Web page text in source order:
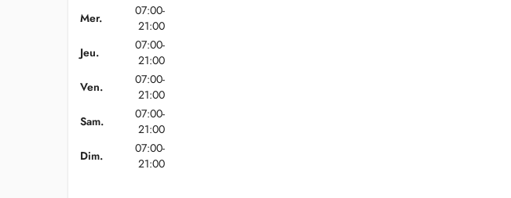
Mer.
07:00-
21:00
Jeu.
07:00-
21:00
Ven.
07:00-
21:00
Sam.
07:00-
21:00
Dim.
07:00-
21:00